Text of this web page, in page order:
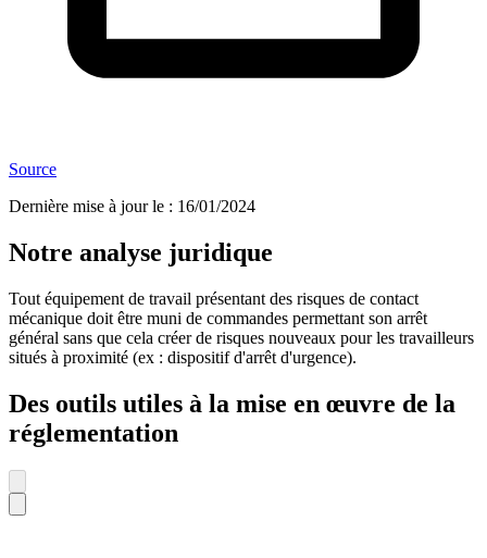
Source
Dernière mise à jour le : 16/01/2024
Notre analyse juridique
Tout équipement de travail présentant des risques de contact
mécanique doit être muni de commandes permettant son arrêt
général sans que cela créer de risques nouveaux pour les travailleurs
situés à proximité (ex : dispositif d'arrêt d'urgence).
Des outils utiles à la mise en œuvre de la
réglementation